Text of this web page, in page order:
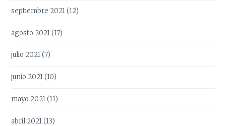
septiembre 2021(12)
agosto 2021(17)
julio 2021(7)
junio 2021(10)
mayo 2021(11)
abril 2021(13)